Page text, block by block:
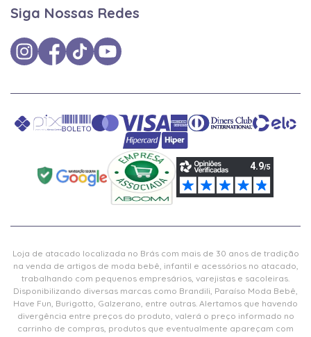
Siga Nossas Redes
Loja de atacado localizada no Brás com mais de 30 anos de tradição
na venda de artigos de moda bebê, infantil e acessórios no atacado,
trabalhando com pequenos empresários, varejistas e sacoleiras.
Disponibilizando diversas marcas como Brandili, Paraíso Moda Bebê,
Have Fun, Burigotto, Galzerano, entre outras. Alertamos que havendo
divergência entre preços do produto, valerá o preço informado no
carrinho de compras, produtos que eventualmente apareçam com